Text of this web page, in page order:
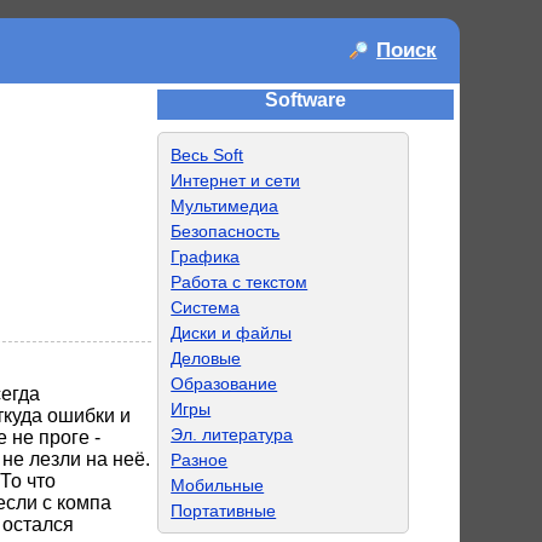
Поиск
ошибки и
не проге -
лезли на неё.
что
с компа
Software
Весь Soft
Интернет и сети
Мультимедиа
Безопасность
Графика
Работа с текстом
Система
Диски и файлы
Деловые
Образование
Игры
Эл. литература
Разное
Мобильные
Портативные